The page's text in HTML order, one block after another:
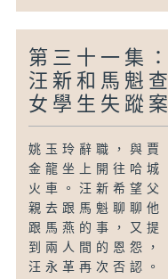
第三十一集：
汪新和馬魁查
女學生失蹤案
姚玉玲辭職，與賈
金龍坐上開往哈城
火車。汪新希望父
親去跟馬魁聊聊他
跟馬燕的事，又提
到兩人間的恩怨，
汪永革再次否認。